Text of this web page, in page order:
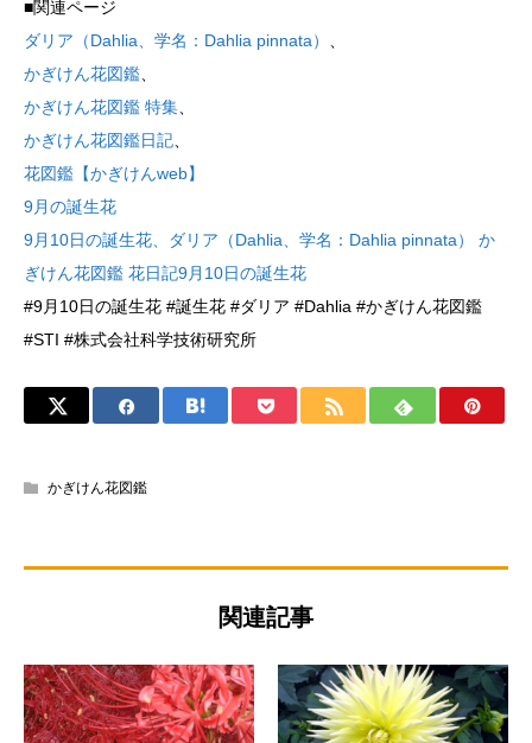
■関連ページ
ダリア（Dahlia、学名：Dahlia pinnata）
かぎけん花図鑑
かぎけん花図鑑 特集
かぎけん花図鑑日記
花図鑑【かぎけんweb】
9月の誕生花
9月10日の誕生花、ダリア（Dahlia、学名：Dahlia pinnata） か
ぎけん花図鑑 花日記9月10日の誕生花
#9月10日の誕生花 #誕生花 #ダリア #Dahlia #かぎけん花図鑑
#STI #株式会社科学技術研究所
かぎけん花図鑑
関連記事